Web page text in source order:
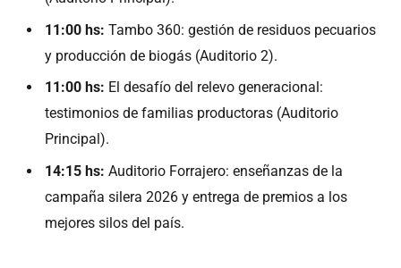
11:00 hs: Tambo 360: gestión de residuos pecuarios
y producción de biogás (Auditorio 2).
11:00 hs: El desafío del relevo generacional:
testimonios de familias productoras (Auditorio
Principal).
14:15 hs: Auditorio Forrajero: enseñanzas de la
campaña silera 2026 y entrega de premios a los
mejores silos del país.